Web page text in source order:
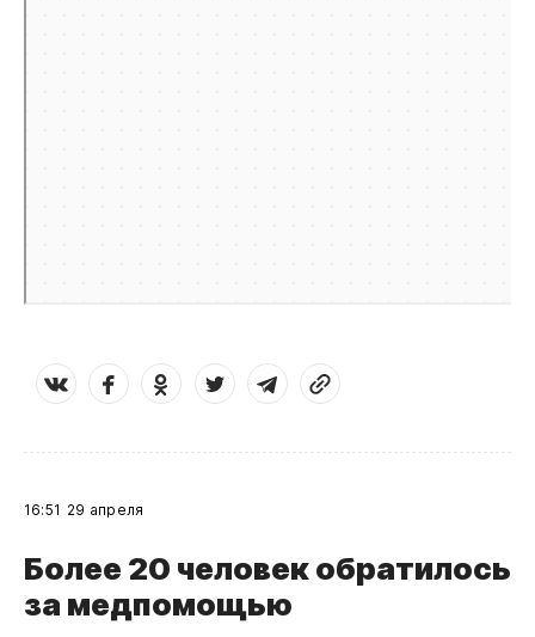
16:51 29 апреля
Более 20 человек обратилось
за медпомощью